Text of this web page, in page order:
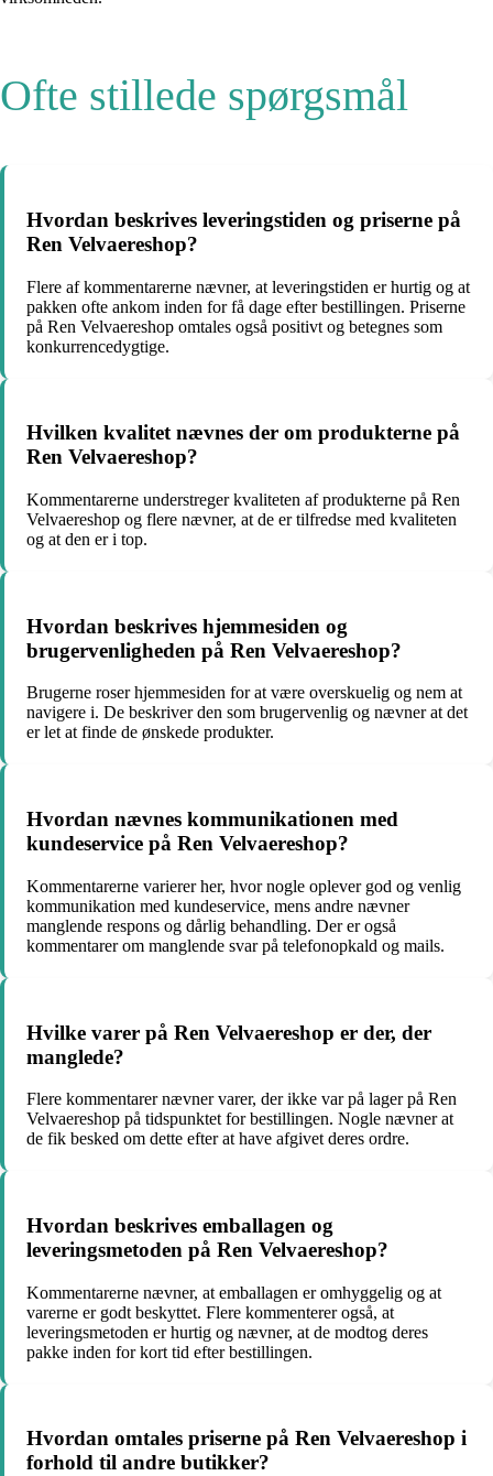
Ofte stillede spørgsmål
Hvordan beskrives leveringstiden og priserne på
Ren Velvaereshop?
Flere af kommentarerne nævner, at leveringstiden er hurtig og at
pakken ofte ankom inden for få dage efter bestillingen. Priserne
på Ren Velvaereshop omtales også positivt og betegnes som
konkurrencedygtige.
Hvilken kvalitet nævnes der om produkterne på
Ren Velvaereshop?
Kommentarerne understreger kvaliteten af produkterne på Ren
Velvaereshop og flere nævner, at de er tilfredse med kvaliteten
og at den er i top.
Hvordan beskrives hjemmesiden og
brugervenligheden på Ren Velvaereshop?
Brugerne roser hjemmesiden for at være overskuelig og nem at
navigere i. De beskriver den som brugervenlig og nævner at det
er let at finde de ønskede produkter.
Hvordan nævnes kommunikationen med
kundeservice på Ren Velvaereshop?
Kommentarerne varierer her, hvor nogle oplever god og venlig
kommunikation med kundeservice, mens andre nævner
manglende respons og dårlig behandling. Der er også
kommentarer om manglende svar på telefonopkald og mails.
Hvilke varer på Ren Velvaereshop er der, der
manglede?
Flere kommentarer nævner varer, der ikke var på lager på Ren
Velvaereshop på tidspunktet for bestillingen. Nogle nævner at
de fik besked om dette efter at have afgivet deres ordre.
Hvordan beskrives emballagen og
leveringsmetoden på Ren Velvaereshop?
Kommentarerne nævner, at emballagen er omhyggelig og at
varerne er godt beskyttet. Flere kommenterer også, at
leveringsmetoden er hurtig og nævner, at de modtog deres
pakke inden for kort tid efter bestillingen.
Hvordan omtales priserne på Ren Velvaereshop i
forhold til andre butikker?